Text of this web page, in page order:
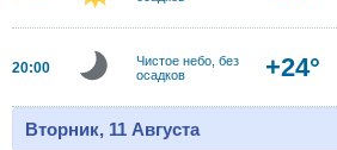
20:00
Чистое небо, без
осадков
+24°
Вторник, 11 Августа